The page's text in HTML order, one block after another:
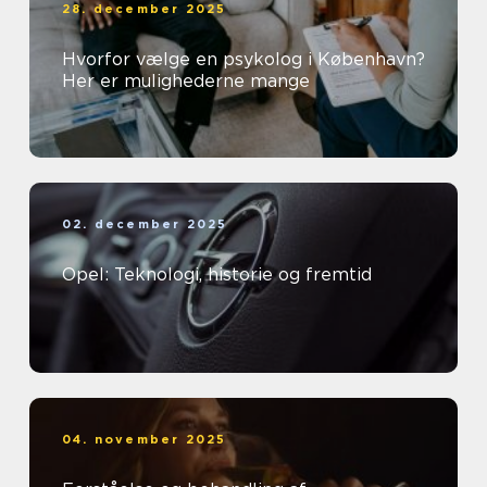
28. december 2025
Hvorfor vælge en psykolog i København?
Her er mulighederne mange
02. december 2025
Opel: Teknologi, historie og fremtid
04. november 2025